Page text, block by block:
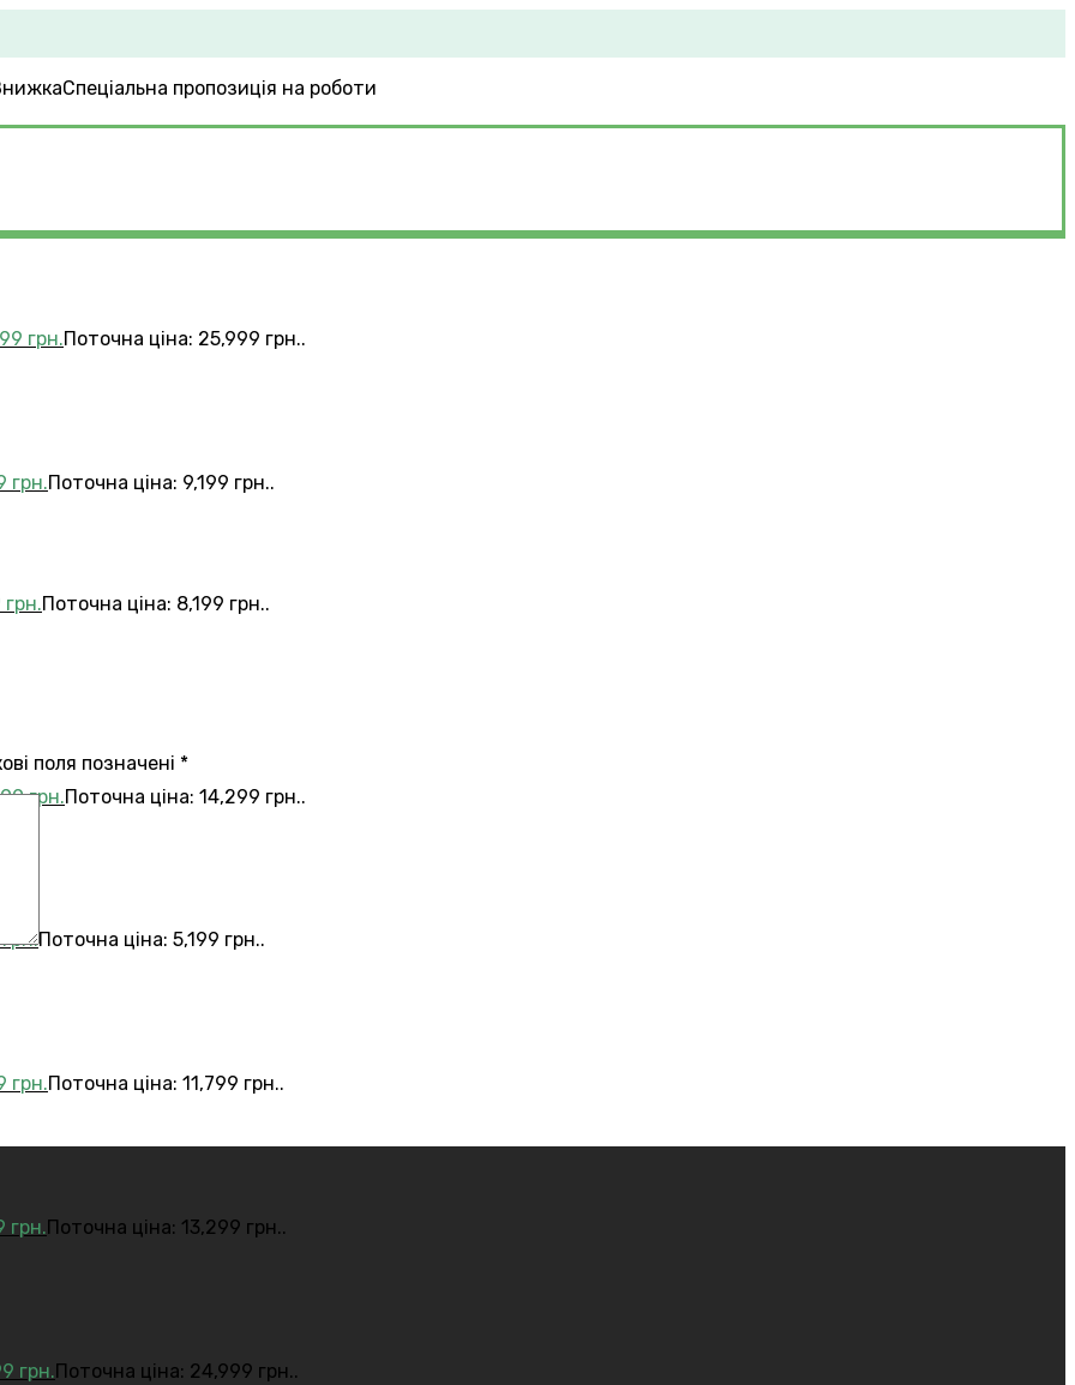
Спеціальна пропозиція на роботи
грн.Поточна ціна: 25,999 грн..
грн.Поточна ціна: 9,199 грн..
грн.Поточна ціна: 8,199 грн..
грн.Поточна ціна: 14,299 грн..
грн.Поточна ціна: 5,199 грн..
грн.Поточна ціна: 11,799 грн..
грн. Поточна ціна: 13,299 грн..
грн. Поточна ціна: 24,999 грн..
поля позначені *